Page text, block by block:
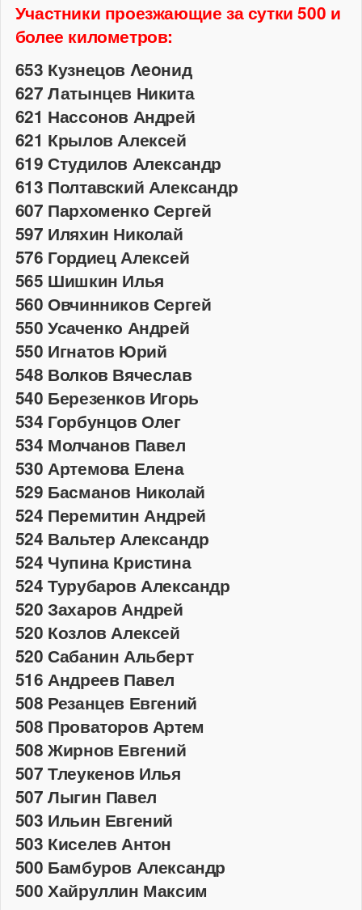
Участники проезжающие за сутки 500 и
более километров:
653 Кузнецов Λeoнид
627 Латынцев Никита
621 Нассонов Андрей
621 Крылов Алексей
619 Студилов Александр
613 Полтавский Александр
607 Пархоменко Сергей
597 Иляхин Николай
576 Гордиец Алексей
565 Шишкин Илья
560 Овчинников Сергей
550 Усаченко Андрей
550 Игнатов Юрий
548 Волков Вячеслав
540 Березенков Игорь
534 Горбунцов Олег
534 Молчанов Павел
530 Артемова Елена
529 Басманов Николай
524 Перемитин Андрей
524 Вальтер Александр
524 Чупина Кристина
524 Турубаров Александр
520 Захаров Андрей
520 Козлов Алексей
520 Сабанин Альберт
516 Андреев Павел
508 Резанцев Евгений
508 Проваторов Артем
508 Жирнов Евгений
507 Тлеукенов Илья
507 Лыгин Павел
503 Ильин Евгений
503 Киселев Антон
500 Бамбуров Александр
500 Хайруллин Максим